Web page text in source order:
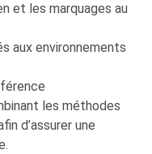
et les marquages au
aux environnements
les méthodes
d’assurer une